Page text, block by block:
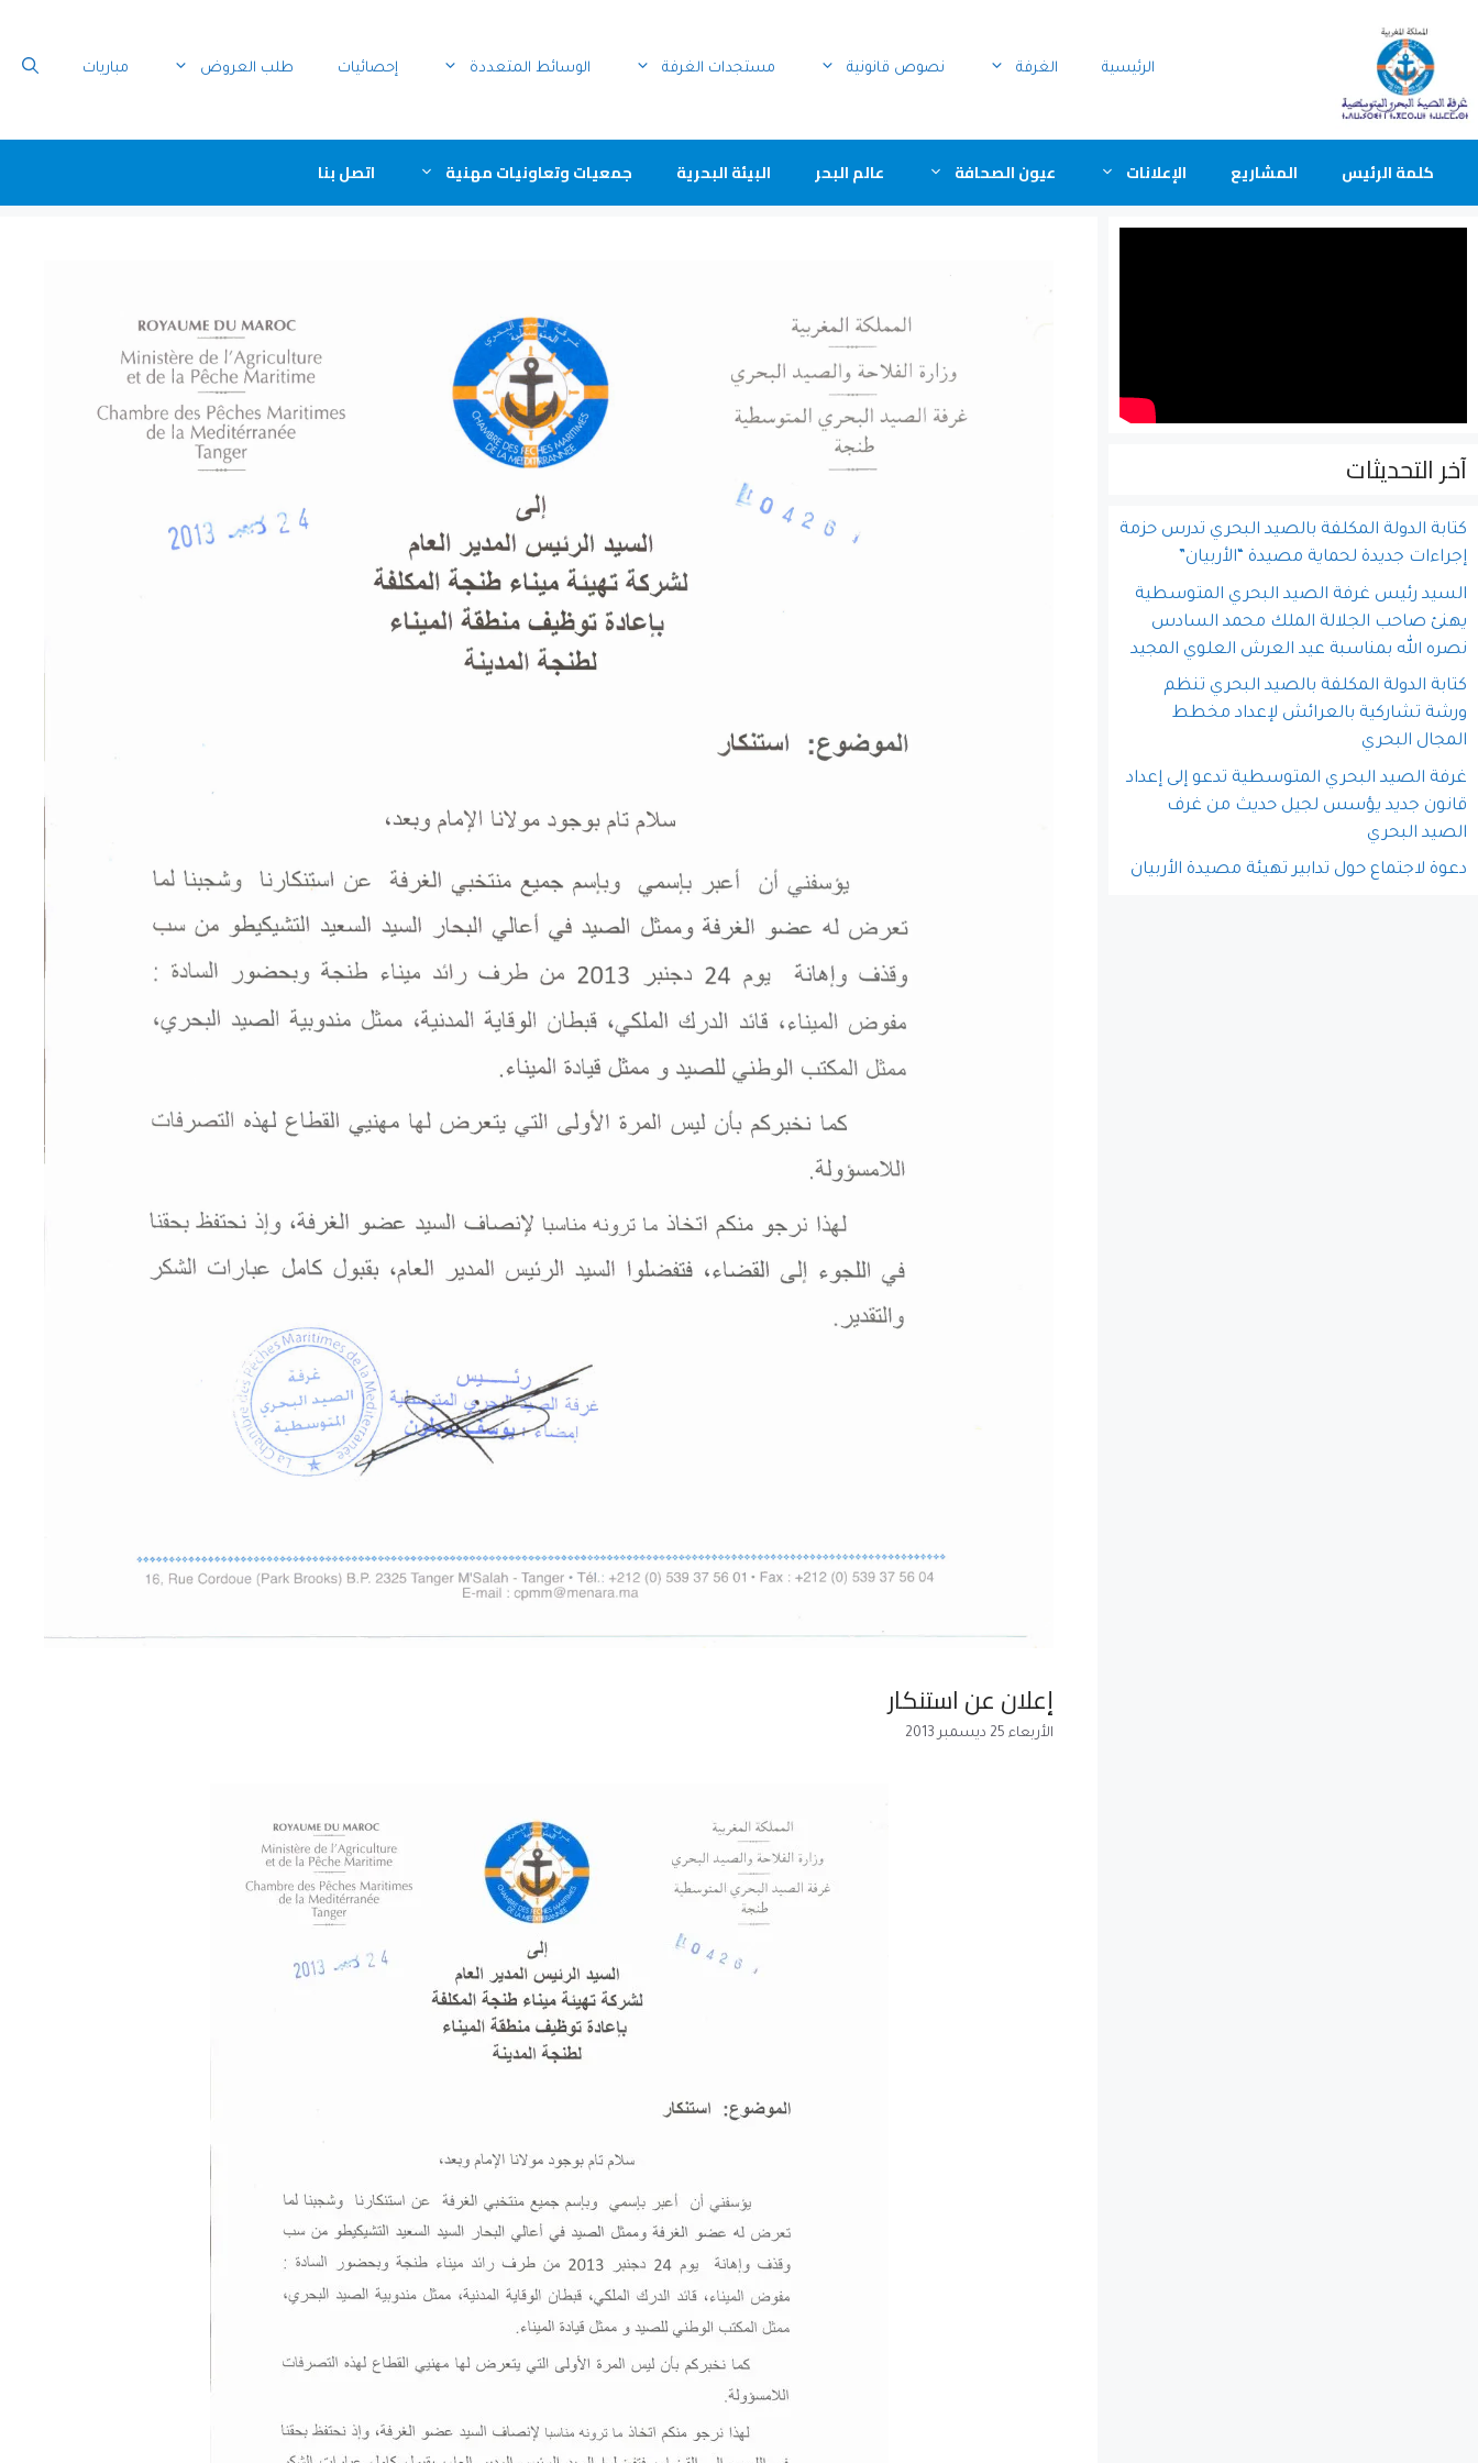
الرئيسية الغرفة نصوص قانونية مستجدات الغرفة الوسائط المتعددة إحصائيات طلب العروض مباريات
كلمة الرئيس المشاريع الإعلانات عيون الصحافة عالم البحر البيئة البحرية جمعيات وتعاونيات مهنية اتصل بنا
إعلان عن استنكار
الأربعاء 25 ديسمبر 2013
آخر التحديثات
كتابة الدولة المكلفة بالصيد البحري تدرس حزمة
إجراءات جديدة لحماية مصيدة “الأربيان”
السيد رئيس غرفة الصيد البحري المتوسطية
يهنئ صاحب الجلالة الملك محمد السادس
نصره الله بمناسبة عيد العرش العلوي المجيد
كتابة الدولة المكلفة بالصيد البحري تنظم
ورشة تشاركية بالعرائش لإعداد مخطط
المجال البحري
غرفة الصيد البحري المتوسطية تدعو إلى إعداد
قانون جديد يؤسس لجيل حديث من غرف
الصيد البحري
دعوة لاجتماع حول تدابير تهيئة مصيدة الأربيان